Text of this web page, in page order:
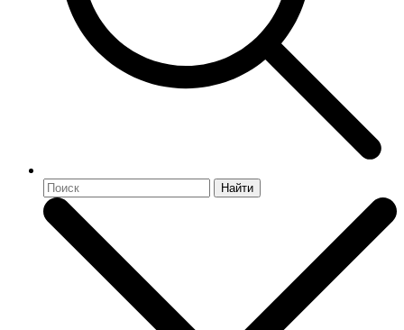
Найти